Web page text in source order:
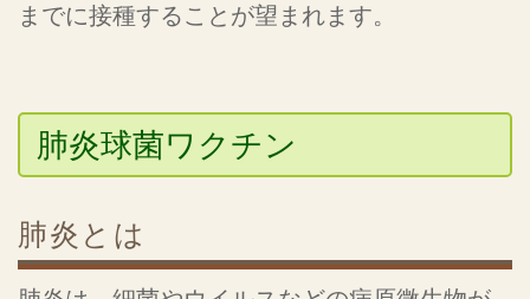
までに接種することが望まれます。
肺炎球菌ワクチン
肺炎とは